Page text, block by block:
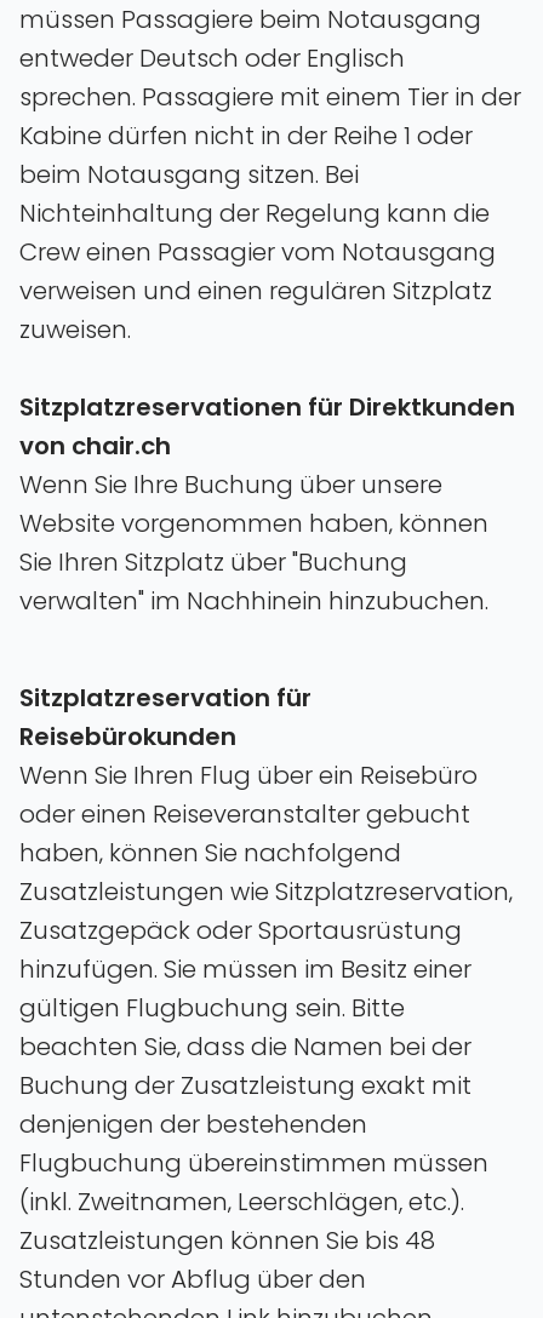
müssen Passagiere beim Notausgang
entweder Deutsch oder Englisch
sprechen. Passagiere mit einem Tier in der
Kabine dürfen nicht in der Reihe 1 oder
beim Notausgang sitzen. Bei
Nichteinhaltung der Regelung kann die
Crew einen Passagier vom Notausgang
verweisen und einen regulären Sitzplatz
zuweisen.
Sitzplatzreservationen für Direktkunden
von chair.ch
Wenn Sie Ihre Buchung über unsere
Website vorgenommen haben‚ können
Sie Ihren Sitzplatz über "Buchung
verwalten" im Nachhinein hinzubuchen.
Sitzplatzreservation für
Reisebürokunden
Wenn Sie Ihren Flug über ein Reisebüro
oder einen Reiseveranstalter gebucht
haben‚ können Sie nachfolgend
Zusatzleistungen wie Sitzplatzreservation‚
Zusatzgepäck oder Sportausrüstung
hinzufügen. Sie müssen im Besitz einer
gültigen Flugbuchung sein. Bitte
beachten Sie‚ dass die Namen bei der
Buchung der Zusatzleistung exakt mit
denjenigen der bestehenden
Flugbuchung übereinstimmen müssen
(inkl. Zweitnamen‚ Leerschlägen, etc.).
Zusatzleistungen können Sie bis 48
Stunden vor Abflug über den